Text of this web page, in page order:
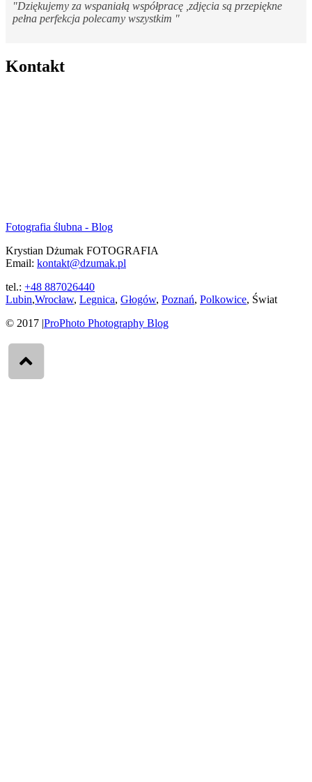
"Dziękujemy za wspaniałą współpracę ,zdjęcia są przepiękne
pełna perfekcja polecamy wszystkim "
Kontakt
Fotografia ślubna - Blog
Krystian Dżumak FOTOGRAFIA
Email: kontakt@dzumak.pl
tel.: +48 887026440
Lubin,Wrocław, Legnica, Głogów, Poznań, Polkowice, Świat
© 2017 |ProPhoto Photography Blog